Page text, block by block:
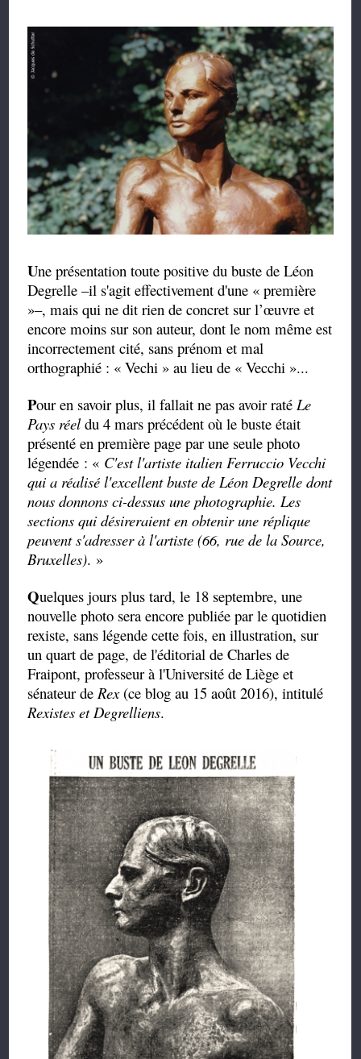
Une présentation toute positive du buste de Léon
Degrelle –il s'agit effectivement d'une « première
»–, mais qui ne dit rien de concret sur l’œuvre et
encore moins sur son auteur, dont le nom même est
incorrectement cité, sans prénom et mal
orthographié : « Vechi » au lieu de « Vecchi »...
Pour en savoir plus, il fallait ne pas avoir raté Le
Pays réeldu 4 mars précédent où le buste était
présenté en première page par une seule photo
légendée : « C'est l'artiste italien Ferruccio Vecchi
qui a réalisé l'excellent buste de Léon Degrelle dont
nous donnons ci-dessus une photographie. Les
sections qui désireraient en obtenir une réplique
peuvent s'adresser à l'artiste (66, rue de la Source,
Bruxelles). »
Quelques jours plus tard, le 18 septembre, une
nouvelle photo sera encore publiée par le quotidien
rexiste, sans légende cette fois, en illustration, sur
un quart de page, de l'éditorial de Charles de
Fraipont, professeur à l'Université de Liège et
sénateur de Rex(ce blog au 15 août 2016), intitulé
Rexistes et Degrelliens.